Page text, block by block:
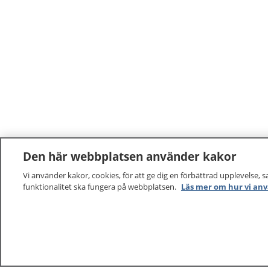
vilka mottagningar du kan kontakta. Logga in för att
Den här webbplatsen använder kakor
Vi använder kakor, cookies, för att ge dig en förbättrad upplevelse,
funktionalitet ska fungera på webbplatsen. Läs mer om hur vi